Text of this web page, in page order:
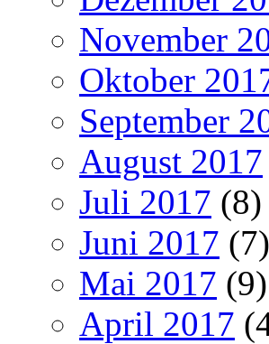
November
Oktober
September
August 2017
Juli 2017 (8)
Juni 2017 (7)
Mai 2017 (9)
April 2017